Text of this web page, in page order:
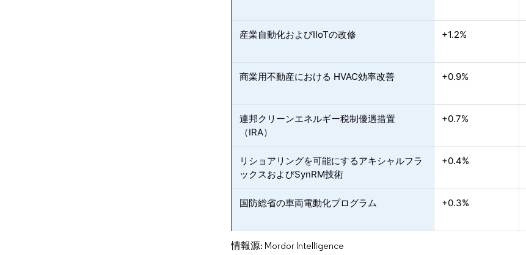
産業自動化およびIIoTの改修 +1.2%
商業用不動産における HVAC効率改善 +0.9%
連邦クリーンエネルギー税制優遇措置
（IRA）
+0.7%
リショアリングを可能にするアキシャルフラ
ックスおよびSynRM技術
+0.4%
国防総省の車両電動化プログラム +0.3%
情報源: Mordor Intelligence